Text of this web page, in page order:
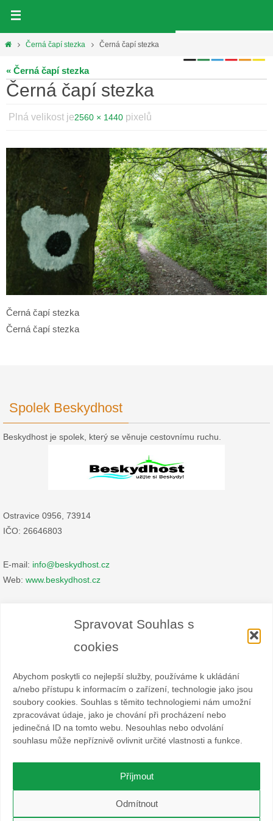
Spravovat Souhlas s
cookies
Abychom poskytli co nejlepší služby, používáme k ukládání
a/nebo přístupu k informacím o zařízení, technologie jako jsou
soubory cookies. Souhlas s těmito technologiemi nám umožní
zpracovávat údaje, jako je chování při procházení nebo
jedinečná ID na tomto webu. Nesouhlas nebo odvolání
souhlasu může nepříznivě ovlivnit určité vlastnosti a funkce.
Příjmout
Odmítnout
obsahHomeČerná čapí stezka Černá čapí stezka
« Černá čapí stezka
Černá čapí stezka
Plná velikost je2560 × 1440 pixelů
Černá čapí stezka
Černá čapí stezka
Spolek Beskydhost
Beskydhost je spolek, který se věnuje cestovnímu ruchu.
Ostravice 0956, 73914
IČO: 26646803
E-mail: info@beskydhost.cz
Web: www.beskydhost.cz
Spolek BESKYDHOST je dobrovolný svazek fyzických a
právnických osob podnikajících v hostinské živnosti
a příbuzných oborech v oblasti cestovního ruchu. Místem
nad Ostravicí.
O WordPress se stará